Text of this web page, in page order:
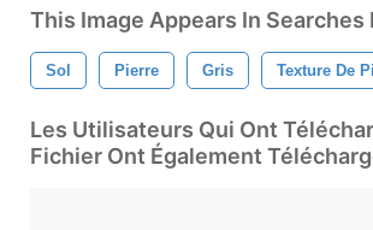
This Image Appears In Searches
Sol Pierre Gris Texture De
Les Utilisateurs Qui Ont
Fichier Ont Également